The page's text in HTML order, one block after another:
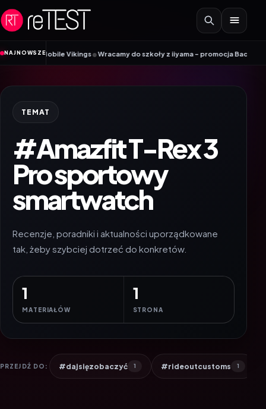
Przejdź do treści
NAJNOWSZE
Mobile Vikings•Wracamy do szkoły z iiyama – promocja Back to School
TEMAT
#Amazfit T-Rex 3
Pro sportowy
smartwatch
Recenzje, poradniki i aktualności uporządkowane
tak, żeby szybciej dotrzeć do konkretów.
1
MATERIAŁÓW
1
STRONA
PRZEJDŹ DO: #dajsięzobaczyć 1 #rideoutcustoms 1